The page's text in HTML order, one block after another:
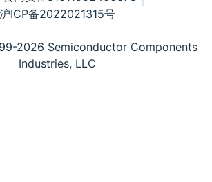
沪ICP备2022021315号
2026 Semiconductor Components
Industries, LLC